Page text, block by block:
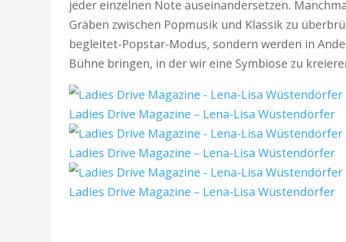
jeder einzelnen Note auseinandersetzen.
Gräben zwischen Popmusik und Klassik zu
begleitet-Popstar-Modus, sondern werden in
Bühne bringen, in der wir eine Symbiose zu
Ladies Drive Magazine – Lena-Lisa Wüstendörfer
Ladies Drive Magazine – Lena-Lisa Wüstendörfer
Ladies Drive Magazine – Lena-Lisa Wüstendörfer